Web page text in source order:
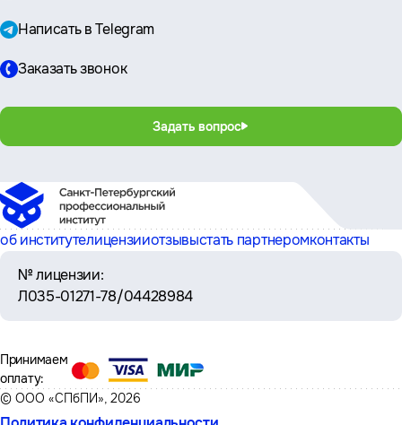
Написать в Telegram
Заказать звонок
Задать вопрос
об институтелицензииотзывыстать партнеромконтакты
№ лицензии:
Л035-01271-78/04428984
© ООО «СПбПИ», 2026
Принимаем
оплату: